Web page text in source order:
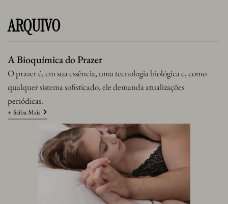
ARQUIVO
A Bioquímica do Prazer
O prazer é, em sua essência, uma tecnologia biológica e, como
qualquer sistema sofisticado, ele demanda atualizações
periódicas.
+ Saiba Mais